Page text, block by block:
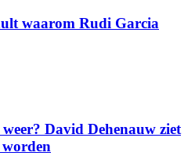
waarom Rudi Garcia
David Dehenauw ziet
worden